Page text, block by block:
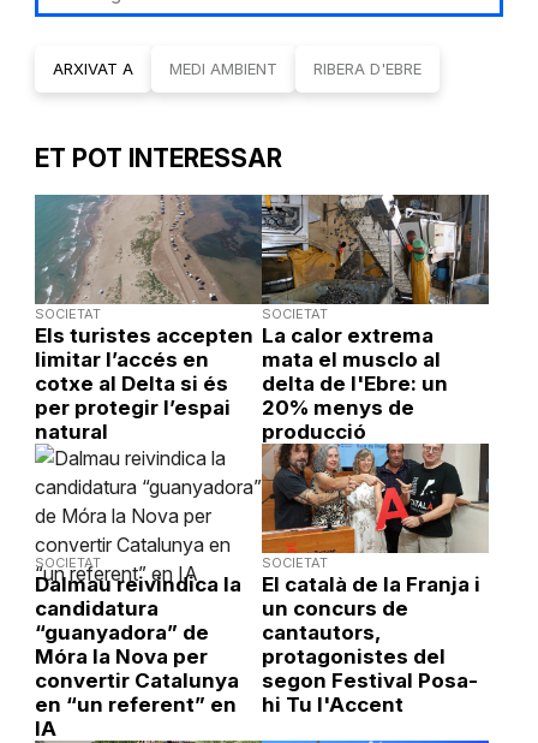
ARXIVAT A MEDI AMBIENT RIBERA D'EBRE
ET POT INTERESSAR
SOCIETAT
Els turistes accepten
limitar l’accés en
cotxe al Delta si és
per protegir l’espai
natural
SOCIETAT
La calor extrema
mata el musclo al
delta de l'Ebre: un
20% menys de
producció
SOCIETAT
Dalmau reivindica la
candidatura
“guanyadora” de
Móra la Nova per
convertir Catalunya
en “un referent” en
IA
SOCIETAT
El català de la Franja i
un concurs de
cantautors,
protagonistes del
segon Festival Posa-
hi Tu l'Accent